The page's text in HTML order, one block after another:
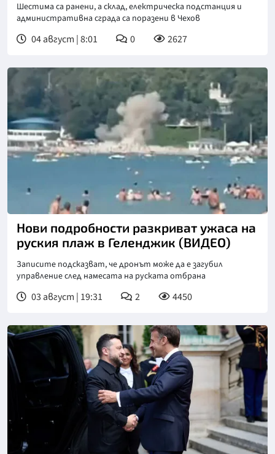
Шестима са ранени, а склад, електрическа подстанция и
административна сграда са поразени в Чехов
04 август | 8:01 0 2627
Нови подробности разкриват ужаса на
руския плаж в Геленджик (ВИДЕО)
Записите подсказват, че дронът може да е загубил
управление след намесата на руската отбрана
03 август | 19:31 2 4450